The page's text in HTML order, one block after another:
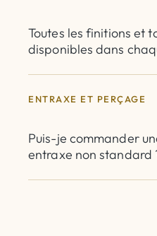
Toutes les finitions et
disponibles dans
ENTRAXE ET PERÇAGE
Puis-je commander
entraxe non standard